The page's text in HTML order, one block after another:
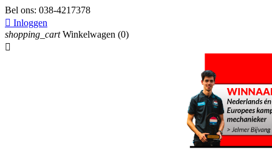
Bel ons: 038-4217378
 Inloggen
shopping_cart Winkelwagen (0)
